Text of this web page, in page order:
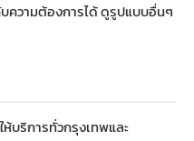
ความต้องการได้ ดูรูปแบบอื่นๆ
บริการทั่วกรุงเทพและ